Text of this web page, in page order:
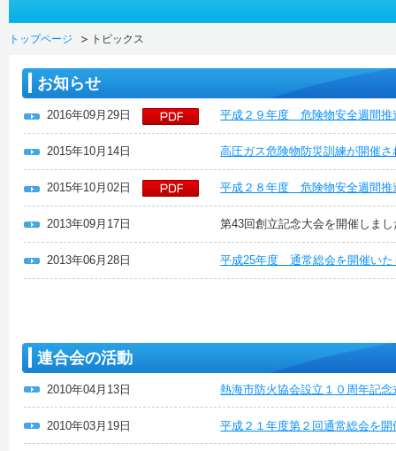
トップページ トピックス
お知らせ
2016年09月29日 平成２９年度 危険物安全週間推
2015年10月14日 高圧ガス危険物防災訓練が開催さ
2015年10月02日 平成２８年度 危険物安全週間推
2013年09月17日 第43回創立記念大会を開催しま
2013年06月28日 平成25年度 通常総会を開催いた
連合会の活動
2010年04月13日 熱海市防火協会設立１０周年記
2010年03月19日 平成２１年度第２回通常総会を